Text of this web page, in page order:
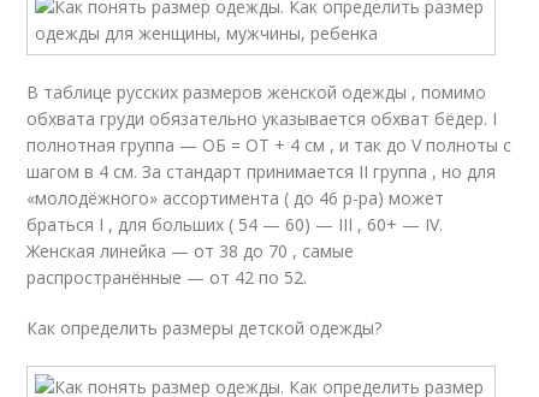
В таблице русских размеров женской одежды , помимо
обхвата груди обязательно указывается обхват бёдер. I
полнотная группа — ОБ = ОТ + 4 см , и так до V полноты с
шагом в 4 см. За стандарт принимается II группа , но для
«молодёжного» ассортимента ( до 46 р-ра) может
браться I , для больших ( 54 — 60) — III , 60+ — IV.
Женская линейка — от 38 до 70 , самые
распространённые — от 42 по 52.
Как определить размеры детской одежды?